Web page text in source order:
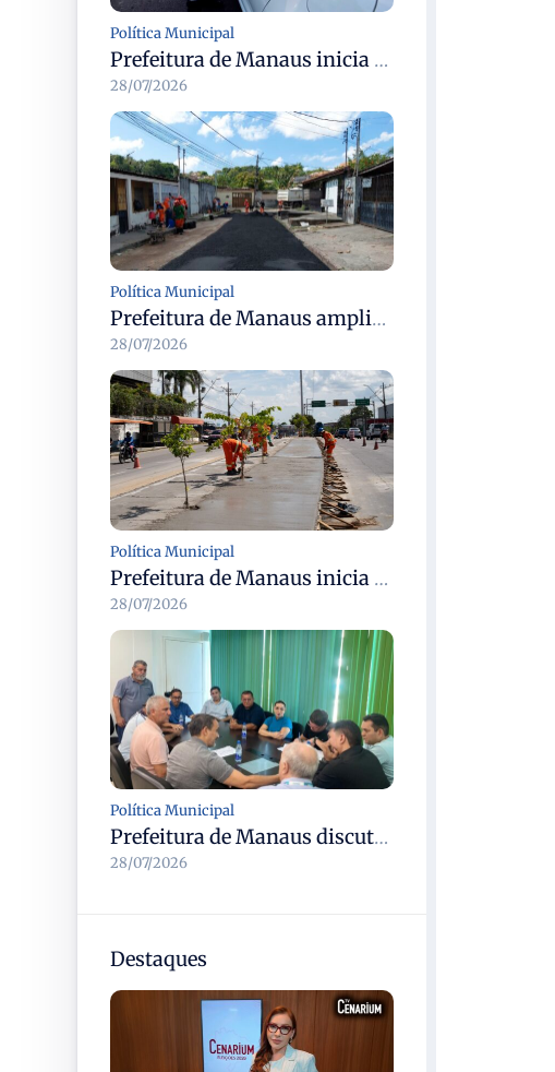
Política Municipal
Prefeitura de Manaus inicia operação Mobilidade Segura para reduzir sinistros com vítimas na cidade
28/07/2026
Política Municipal
Prefeitura de Manaus amplia recuperação asfáltica na rua Araci para melhorar mobilidade e segurança
28/07/2026
Política Municipal
Prefeitura de Manaus inicia revitalização dos canteiros centrais em dez corredores viários da cidade
28/07/2026
Política Municipal
Prefeitura de Manaus discute modernização do transporte complementar e renovação da frota com cooperativas
28/07/2026
Destaques